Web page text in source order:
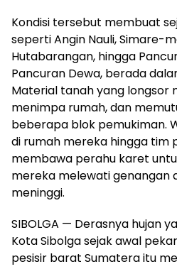
Kondisi tersebut membuat
seperti Angin Nauli, Simare-
Hutabarangan, hingga
Pancuran Dewa, berada
Material tanah yang longsor
menimpa rumah, dan
beberapa blok pemukiman.
di rumah mereka hingga tim
membawa perahu karet
mereka melewati genangan
meninggi.
SIBOLGA — Derasnya hujan
Kota Sibolga sejak awal
pesisir barat Sumatera itu